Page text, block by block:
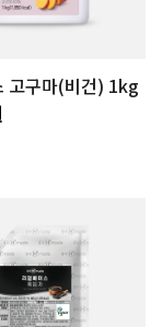
고구마(비건) 1kg